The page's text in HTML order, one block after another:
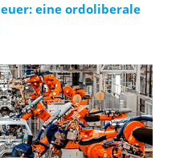
eine ordoliberale